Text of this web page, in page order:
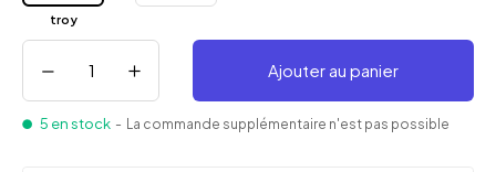
troy
Ajouter au panier
5 en stock - La commande supplémentaire n'est pas possible